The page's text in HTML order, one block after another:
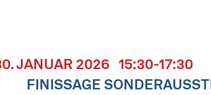
JANUAR 2026 15:30-17:30
FINISSAGE